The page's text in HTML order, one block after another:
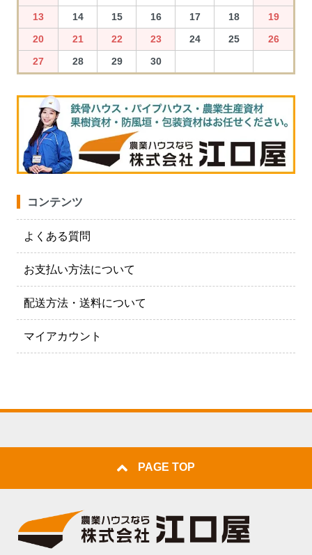
13
14 15 16 17 18
19
20
21 22 23 24 25
26
27
28 29 30
コンテンツ
よくある質問
お支払い方法について
配送方法・送料について
マイアカウント
PAGE TOP